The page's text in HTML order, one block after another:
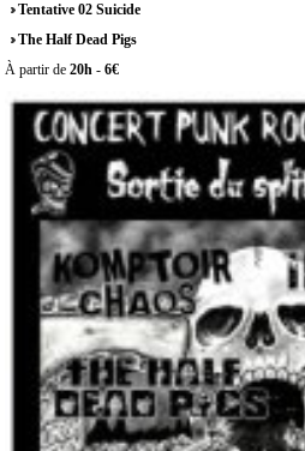
évènements
à
venir
Annoncer
un
évènement
Contact
propos
Tentative 02 Suicide
The Half Dead Pigs
À partir de 20h - 6€